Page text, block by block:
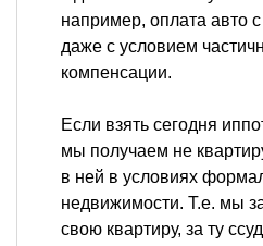
например, оплата авто
даже с условием
компенсации.
Если взять сегодня
мы получаем не
в ней в условиях
недвижимости. Т.е. мы
свою квартиру, за ту